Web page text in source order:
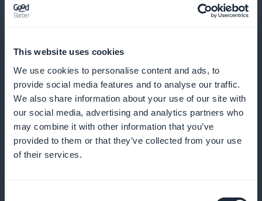
This website uses cookies
We use cookies to personalise content and ads, to
provide social media features and to analyse our traffic.
We also share information about your use of our site with
our social media, advertising and analytics partners who
may combine it with other information that you’ve
provided to them or that they’ve collected from your use
of their services.
Gedetailleerde statistieken over
abonnees op inhoud over astronomie en
ruimtevaart
Krijg toegang tot nauwkeurige analyses van je